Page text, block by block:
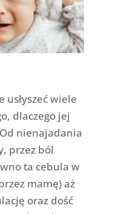
usłyszeć wiele
dlaczego jej
nienajadania
przez ból
ta cebula w
mamę) aż
oraz dość